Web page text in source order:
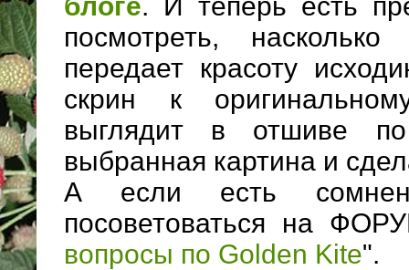
посмотреть,
передает красоту
скрин к
выглядит в отшиве
выбранная картина и
А если есть
посоветоваться на
вопросы по Golden Kite".